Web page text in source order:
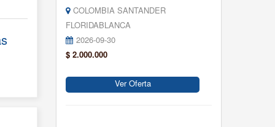
COLOMBIA SANTANDER
FLORIDABLANCA
2026-09-30
$ 2.000.000
Ver Oferta